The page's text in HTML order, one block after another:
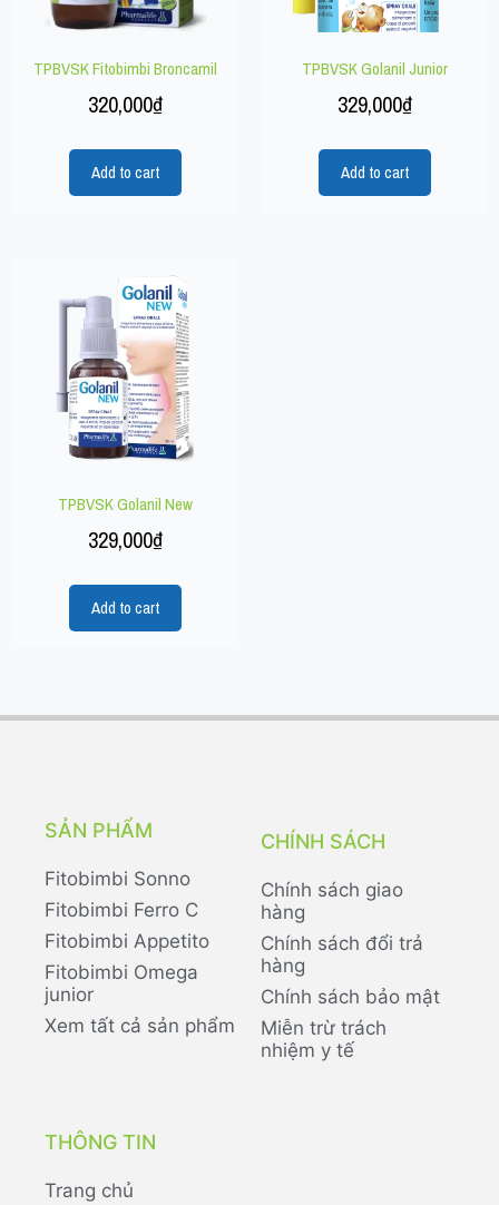
TPBVSK Fitobimbi Broncamil
320,000₫
Add to cart
TPBVSK Golanil Junior
329,000₫
Add to cart
TPBVSK Golanil New
329,000₫
Add to cart
SẢN PHẨM
Fitobimbi Sonno
Fitobimbi Ferro C
Fitobimbi Appetito
Fitobimbi Omega
junior
Xem tất cả sản phẩm
CHÍNH SÁCH
Chính sách giao
hàng
Chính sách đổi trả
hàng
Chính sách bảo mật
Miễn trừ trách
nhiệm y tế
THÔNG TIN
Trang chủ